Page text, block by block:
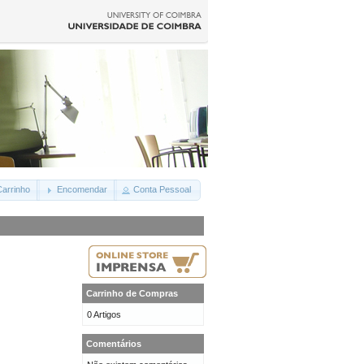
Encomendar Conta Pessoal
Carrinho de Compras
0 Artigos
Comentários